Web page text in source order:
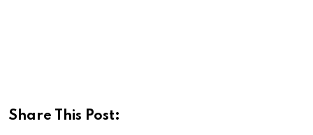
Share This Post: